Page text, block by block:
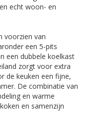
echt woon- en
voorzien van
een 5-pits
een dubbele koelkast
zorgt voor extra
de keuken een fijne,
De combinatie van
en warme
en samenzijn